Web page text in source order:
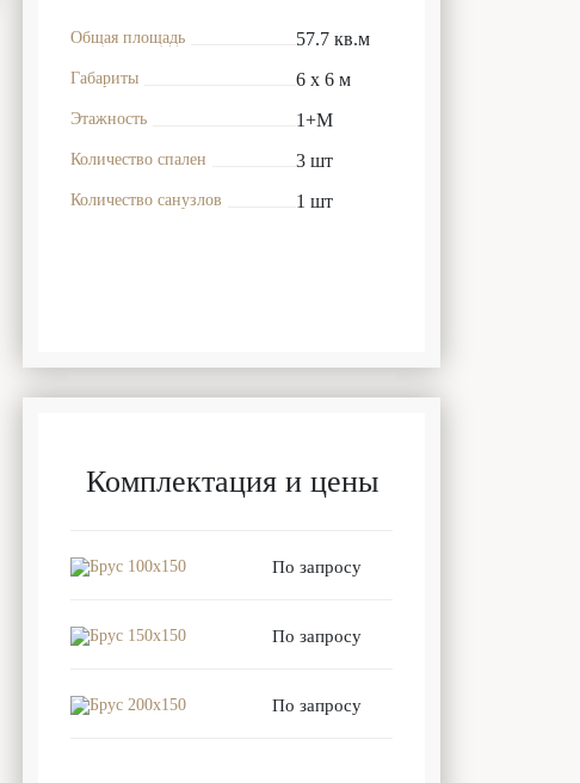
Общая площадь 57.7 кв.м
Габариты 6 x 6 м
Этажность 1+М
Количество спален 3 шт
Количество санузлов 1 шт
Комплектация и цены
Брус 100x150 По запросу
Брус 150x150 По запросу
Брус 200x150 По запросу